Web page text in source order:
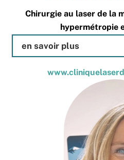
Chirurgie au laser de la
hypermétropie
en savoir plus